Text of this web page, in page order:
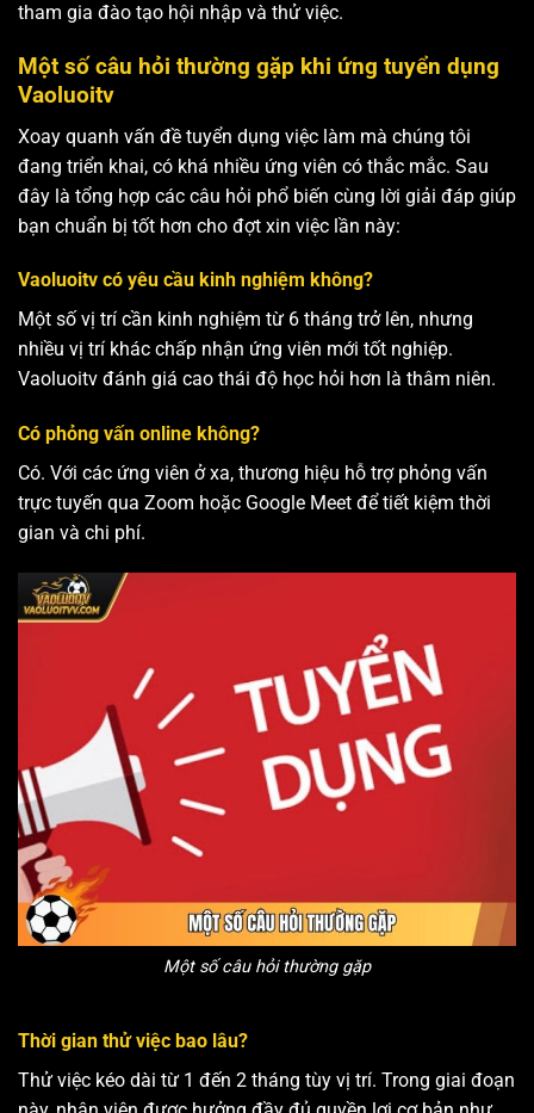
tham gia đào tạo hội nhập và thử việc.
Một số câu hỏi thường gặp khi ứng tuyển dụng
Vaoluoitv
Xoay quanh vấn đề tuyển dụng việc làm mà chúng tôi
đang triển khai, có khá nhiều ứng viên có thắc mắc. Sau
đây là tổng hợp các câu hỏi phổ biến cùng lời giải đáp giúp
bạn chuẩn bị tốt hơn cho đợt xin việc lần này:
Vaoluoitv có yêu cầu kinh nghiệm không?
Một số vị trí cần kinh nghiệm từ 6 tháng trở lên, nhưng
nhiều vị trí khác chấp nhận ứng viên mới tốt nghiệp.
Vaoluoitv đánh giá cao thái độ học hỏi hơn là thâm niên.
Có phỏng vấn online không?
Có. Với các ứng viên ở xa, thương hiệu hỗ trợ phỏng vấn
trực tuyến qua Zoom hoặc Google Meet để tiết kiệm thời
gian và chi phí.
Một số câu hỏi thường gặp
Thời gian thử việc bao lâu?
Thử việc kéo dài từ 1 đến 2 tháng tùy vị trí. Trong giai đoạn